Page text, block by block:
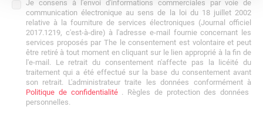
Je consens à l'envoi d'informations commerciales par voie de
communication électronique au sens de la loi du 18 juillet 2002
relative à la fourniture de services électroniques (Journal officiel
2017.1219, c'est-à-dire) à l'adresse e-mail fournie concernant les
services proposés par The le consentement est volontaire et peut
être retiré à tout moment en cliquant sur le lien approprié à la fin de
l'e-mail. Le retrait du consentement n'affecte pas la licéité du
traitement qui a été effectué sur la base du consentement avant
son retrait. L'administrateur traite les données conformément à
Politique de confidentialité. Règles de protection des données
personnelles.